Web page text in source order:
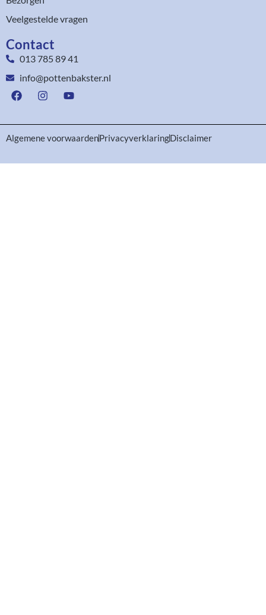
Veelgestelde vragen
Contact
013 785 89 41
info@pottenbakster.nl
Algemene voorwaardenPrivacyverklaringDisclaimer